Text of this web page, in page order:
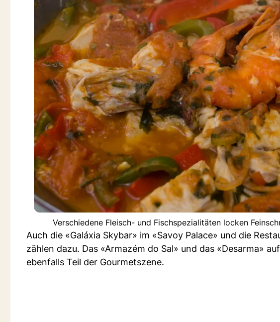
Verschiedene Fleisch- und Fischspezialitäten locken
Auch die «Galáxia Skybar» im «Savoy Palace» und die
zählen dazu. Das «Armazém do Sal» und das «Desarma»
ebenfalls Teil der Gourmetszene.